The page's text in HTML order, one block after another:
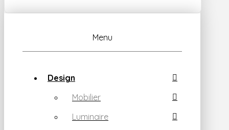
Menu
Design
Mobilier
Luminaire